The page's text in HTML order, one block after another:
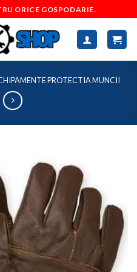
ORICE GOSPODARIE.
PROTECTIA MUNCII